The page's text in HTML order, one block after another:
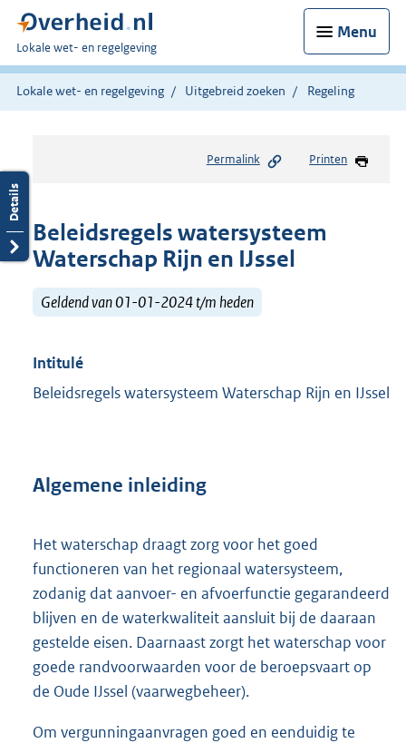
Menu
U
bent
hier:
Lokale wet- en regelgeving
Lokale wet- en regelgeving Uitgebreid zoeken Regeling
Permalink Printen
Beleidsregels watersysteem
Waterschap Rijn en IJssel
Geldend van 01-01-2024 t/m heden
Intitulé
Beleidsregels watersysteem Waterschap Rijn en IJssel
Algemene inleiding
Het waterschap draagt zorg voor het goed
functioneren van het regionaal watersysteem,
zodanig dat aanvoer- en afvoerfunctie gegarandeerd
blijven en de waterkwaliteit aansluit bij de daaraan
gestelde eisen. Daarnaast zorgt het waterschap voor
goede randvoorwaarden voor de beroepsvaart op
de Oude IJssel (vaarwegbeheer).
Om vergunningaanvragen goed en eenduidig te